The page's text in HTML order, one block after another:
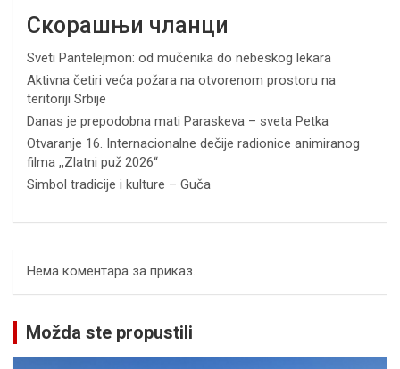
Скорашњи чланци
Sveti Pantelejmon: od mučenika do nebeskog lekara
Aktivna četiri veća požara na otvorenom prostoru na
teritoriji Srbije
Danas je prepodobna mati Paraskeva – sveta Petka
Otvaranje 16. Internacionalne dečije radionice animiranog
filma ,,Zlatni puž 2026“
Simbol tradicije i kulture – Guča
Нема коментара за приказ.
Možda ste propustili